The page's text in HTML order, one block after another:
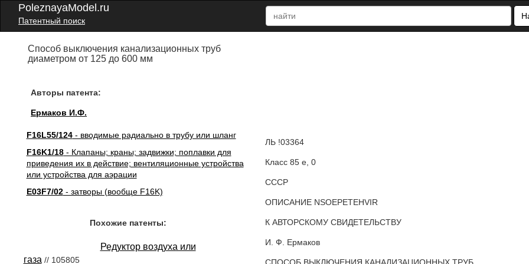
PoleznayaModel.ru
Патентный поиск
Способ выключения канализационных труб
диаметром от 125 до 600 мм
Авторы патента:
Ермаков И.Ф.
F16L55/124- вводимые радиально в трубу или шланг
F16K1/18- Клапаны; краны; задвижки; поплавки для
приведения их в действие; вентиляционные устройства
или устройства для аэрации
E03F7/02- затворы (вообще F16K)
ЛЬ !03364
Класс 85 е, 0
СССР
ОПИСАНИЕ NSOEPETEHVIR
К АВТОРСКОМУ СВИДЕТЕЛЬСТВУ
И. Ф. Ермаков
Похожие патенты:
Редуктор воздуха или
газа // 105805